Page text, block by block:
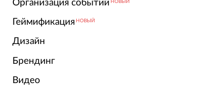
Организация событий НОВЫЙ
Геймификация НОВЫЙ
Дизайн
Брендинг
Видео